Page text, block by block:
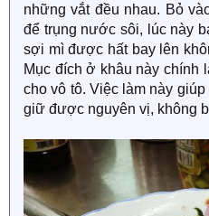
những vắt đều nhau. Bỏ
để trụng nước sôi, lúc này
sợi mì được hất bay lên
Mục đích ở khâu này chính
cho vô tô. Việc làm này
giữ được nguyên vị, không